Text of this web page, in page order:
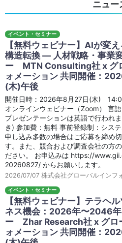
ニュー
イベント・セミナー
【無料ウェビナー】AIが変
構造転換 ― 人材戦略・事業
ー MTN Consulting社 x グ
ォメーション 共同開催：
(木)午後
開催日時：2026年8月27日(木)
オンラインウェビナー（Zoom） 言
プレゼンテーションは英語で行われ
き) 参加費：無料 事前登録制：システ
申し込み多数の場合はご応募を締め
す。また、競合および調査会社の方
ださい。 お申込みは https://
20260827/ からお願いします。
2026/07/07 株式会社グローバルインフ
イベント・セミナー
【無料ウェビナー】テラヘ
ネス機会：2026年〜2046
ー Zhar Research社 x グロ
ォメーション 共同開催：